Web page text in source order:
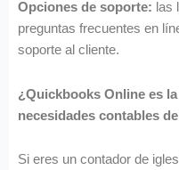
Opciones de soporte: las
preguntas frecuentes en
soporte al cliente.
¿Quickbooks Online es
necesidades contables
Si eres un contador de